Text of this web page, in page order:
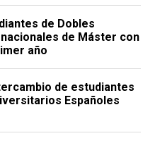
de Dobles
de Máster con
año
de estudiantes
Españoles